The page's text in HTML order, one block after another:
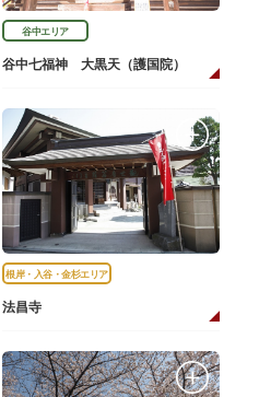
谷中エリア
谷中七福神 大黒天（護国院）
根岸・入谷・金杉エリア
法昌寺